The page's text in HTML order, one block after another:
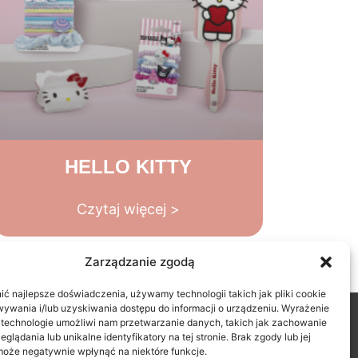
Zarządzanie zgodą
najlepsze doświadczenia, używamy technologii takich jak pliki cookie
i/lub uzyskiwania dostępu do informacji o urządzeniu. Wyrażenie
umożliwi nam przetwarzanie danych, takich jak zachowanie
lub unikalne identyfikatory na tej stronie. Brak zgody lub jej
negatywnie wpłynąć na niektóre funkcje.
HELLO KITTY
Czytaj więcej >
des Violettes,
Bonneuil sur Marne
43 77 73 09